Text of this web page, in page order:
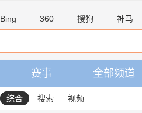
Bing 360 搜狗 神马
赛事 全部频道
综合 搜索 视频